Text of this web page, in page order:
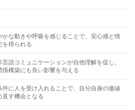
かな動きや呼吸を感じることで、安心感と情
を得られる
言語コミュニケーションが自他理解を促し、
係構築にも良い影響を与える
件に人を受け入れることで、自分自身の価値
直す機会となる